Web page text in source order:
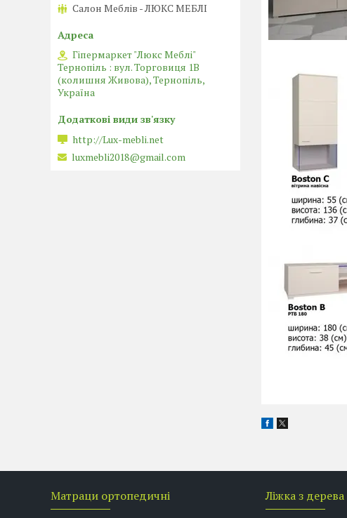
Салон Меблів - ЛЮКС МЕБЛІ
Гіпермаркет "Люкс Меблі"
Тернопіль : вул. Торговиця 1В
(колишня Живова), Тернопіль,
Україна
http://Lux-mebli.net
luxmebli2018@gmail.com
Матраци ортопедичні Ліжка з дерева